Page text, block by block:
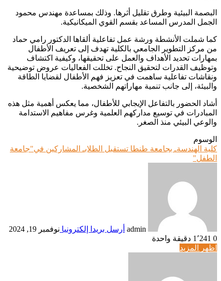
البصمة البيئية وطرق تقليل أثرها. وذلك بمساعدة مهندس محمود
الجمل المدرس المساعد بقسم القوي الميكانيكية.
كما شملت الأنشطة ورشة عمل تفاعلية ألقاها الدكتور رامي حماد
من مركز التطوير الجامعي بالكلية تهدف إلى تعريف الأطفال
بمهارات تحديد الأهداف والعمل على تحقيقها، وكيفية اكتشاف
وتوظيف القدرات لتحقيق النجاح. تخللت الفعاليات عروض توضيحية
ونقاشات تفاعلية ساهمت في تعزيز فهم الأطفال لقضايا الطاقة
والبيئة، إلى جانب تنمية مهاراتهم الشخصية.
أشاد الحضور بالتفاعل الإيجابي للأطفال، مما يعكس أهمية مثل هذه
المبادرات في توسيع مداركهم العلمية وغرس مفاهيم الاستدامة
والوعي البيئي منذ الصغر.
الوسوم
كلية الهندسةـ بجامعة طنطا تستقبل الطلابـ المشاركين في"جامعة
الطفل"
admin أرسل بريدا إلكترونيا نوفمبر 19, 2024
0
دقيقة واحدة
اظهر المزيد